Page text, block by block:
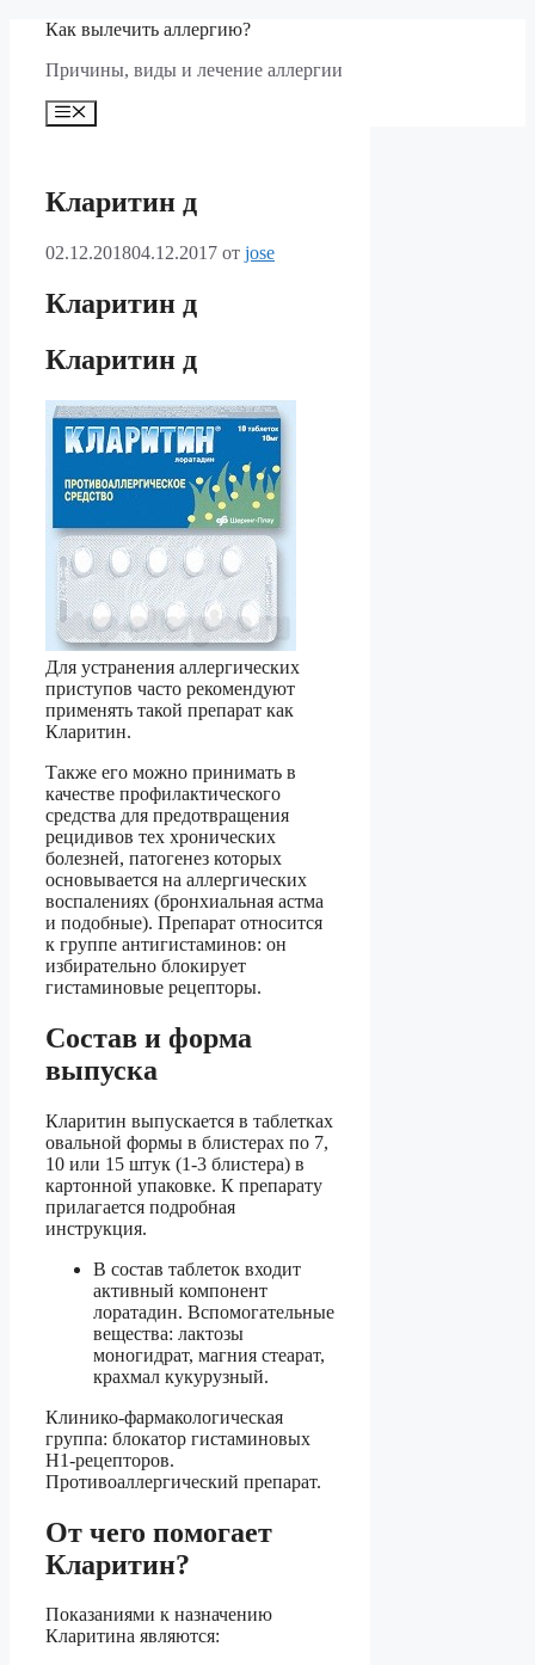
Перейти
содержимому
Как вылечить аллергию?
Причины, виды и лечение аллергии
Меню
Кларитин д
02.12.201804.12.2017 от jose
Кларитин д
Кларитин д
Для устранения аллергических
приступов часто рекомендуют
применять такой препарат как
Кларитин.
Также его можно принимать в
качестве профилактического
средства для предотвращения
рецидивов тех хронических
болезней, патогенез которых
основывается на аллергических
воспалениях (бронхиальная астма
и подобные). Препарат относится
к группе антигистаминов: он
избирательно блокирует
гистаминовые рецепторы.
Состав и форма
выпуска
Кларитин выпускается в таблетках
овальной формы в блистерах по 7,
10 или 15 штук (1-3 блистера) в
картонной упаковке. К препарату
прилагается подробная
инструкция.
В состав таблеток входит
активный компонент
лоратадин. Вспомогательные
вещества: лактозы
моногидрат, магния стеарат,
крахмал кукурузный.
Клинико-фармакологическая
группа: блокатор гистаминовых
Н1-рецепторов.
Противоаллергический препарат.
От чего помогает
Кларитин?
Показаниями к назначению
Кларитина являются: